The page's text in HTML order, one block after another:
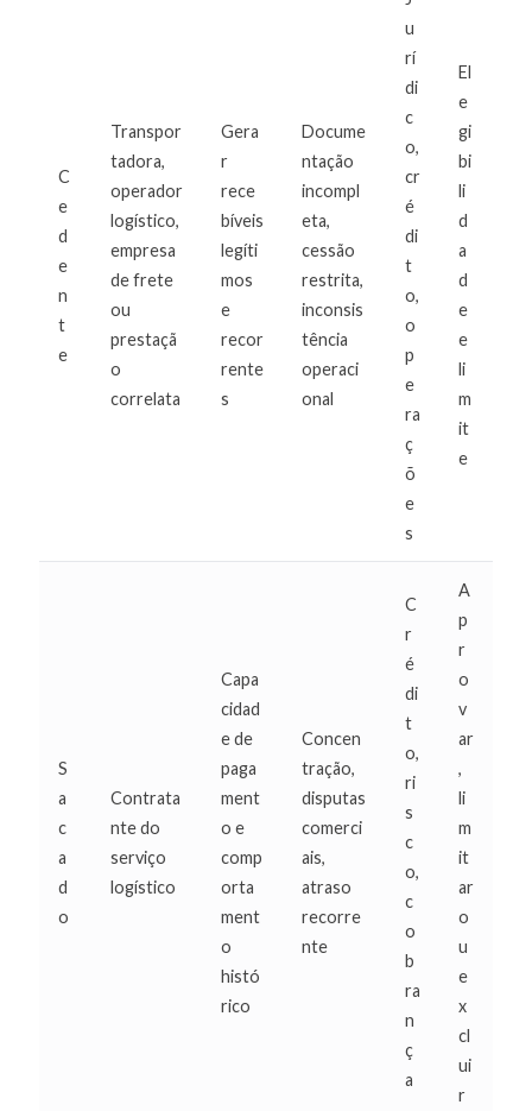
C
e
d
e
n
t
e
Transpor
tadora,
operador
logístico,
empresa
de frete
ou
prestaçã
o
correlata
Gera
r
rece
bíveis
legíti
mos
e
recor
rente
s
Docume
ntação
incompl
eta,
cessão
restrita,
inconsis
tência
operaci
onal
u
rí
di
c
o,
cr
é
di
t
o,
o
p
e
ra
ç
õ
e
s
El
e
gi
bi
li
d
a
d
e
e
li
m
it
e
S
a
c
a
d
o
Contrata
nte do
serviço
logístico
Capa
cidad
e de
paga
ment
o e
comp
orta
ment
o
histó
rico
Concen
tração,
disputas
comerci
ais,
atraso
recorre
nte
C
r
é
di
t
o,
ri
s
c
o,
c
o
b
ra
n
ç
a
A
p
r
o
v
ar
,
li
m
it
ar
o
u
e
x
cl
ui
r